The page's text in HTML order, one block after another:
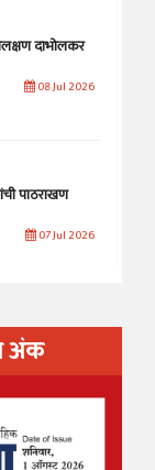
दाभोलकर
08 Jul 2026
पाठराखण
07 Jul 2026
अंक